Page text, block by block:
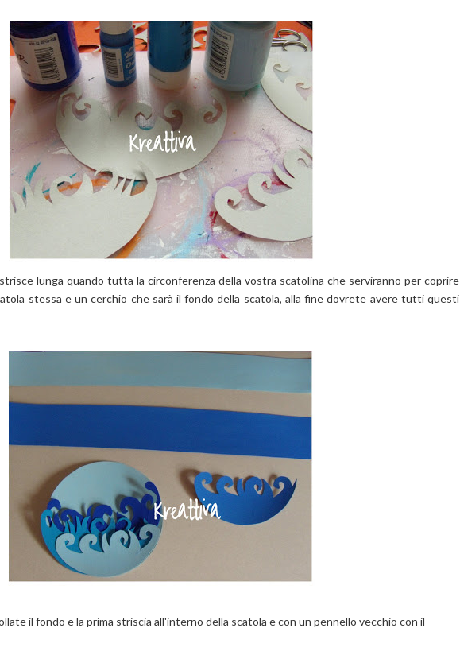
lunga quando tutta la circonferenza della vostra scatolina che serviranno per coprire
stessa e un cerchio che sarà il fondo della scatola, alla fine dovrete avere tutti questi
il fondo e la prima striscia all'interno della scatola e con un pennello vecchio con il